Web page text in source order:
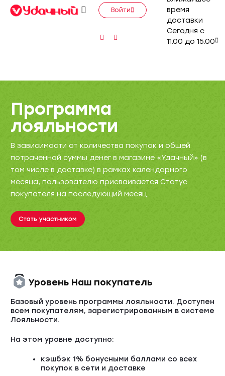
Войти
время
доставки
Сегодня с
11.00 до 15.00
Программа
лояльности
В зависимости от количества покупок и общей
потраченной суммы денег в магазине «Удачный» (в
том числе в доставке) в рамках календарного
месяца, пользователю присваивается Статус
покупателя на последующий месяц.
Уровень Наш покупатель
Базовый уровень программы лояльности. Доступен
всем покупателям, зарегистрированным в системе
Лояльности.
На этом уровне доступно:
кэшбэк 1% бонусными баллами со всех
покупок в сети и доставке